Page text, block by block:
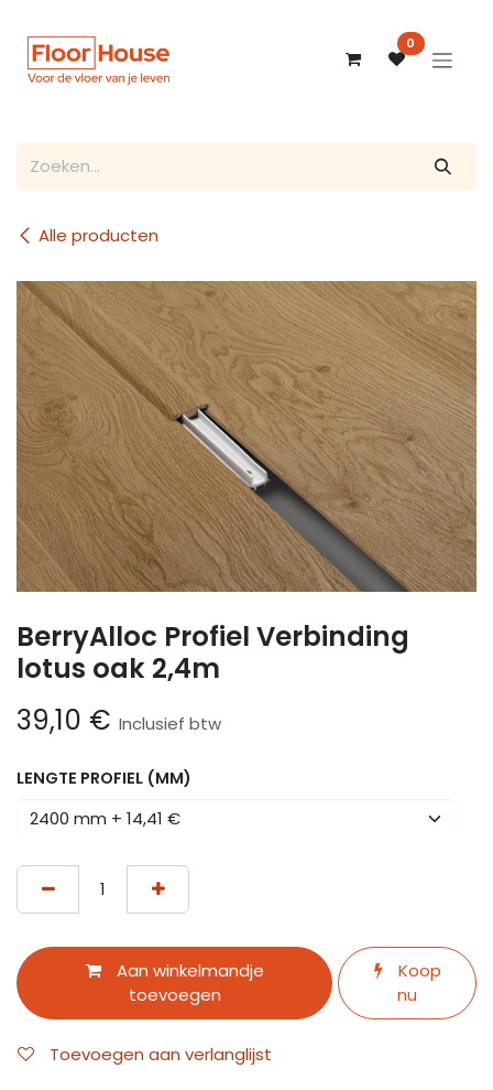
0
Alle producten
BerryAlloc Profiel Verbinding
lotus oak 2,4m
39,10 € Inclusief btw
LENGTE PROFIEL (MM)
Aan winkelmandje
toevoegen
Koop
nu
Toevoegen aan verlanglijst